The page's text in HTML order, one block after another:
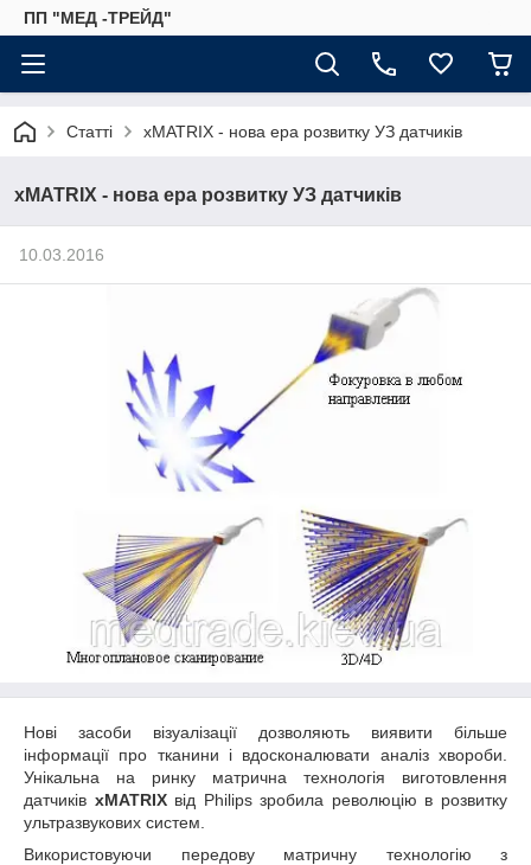
ПП "МЕД -ТРЕЙД"
Статті xMATRIX - нова ера розвитку УЗ датчиків
xMATRIX - нова ера розвитку УЗ датчиків
10.03.2016
Нові засоби візуалізації дозволяють виявити більше
інформації про тканини і вдосконалювати аналіз хвороби.
Унікальна на ринку матрична технологія виготовлення
датчиків xMATRIXвід Philips зробила революцію в розвитку
ультразвукових систем.
Використовуючи передову матричну технологію з